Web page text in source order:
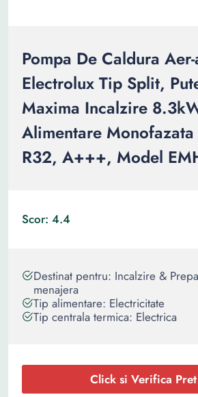
Pompa De Caldura
Electrolux Tip Split,
Maxima Incalzire
Alimentare
R32, A+++, Model
Scor: 4.4
Destinat pentru: Incalzire &
menajera
Tip alimentare: Electricitate
Tip centrala termica: Electrica
Click si Verifica Pret